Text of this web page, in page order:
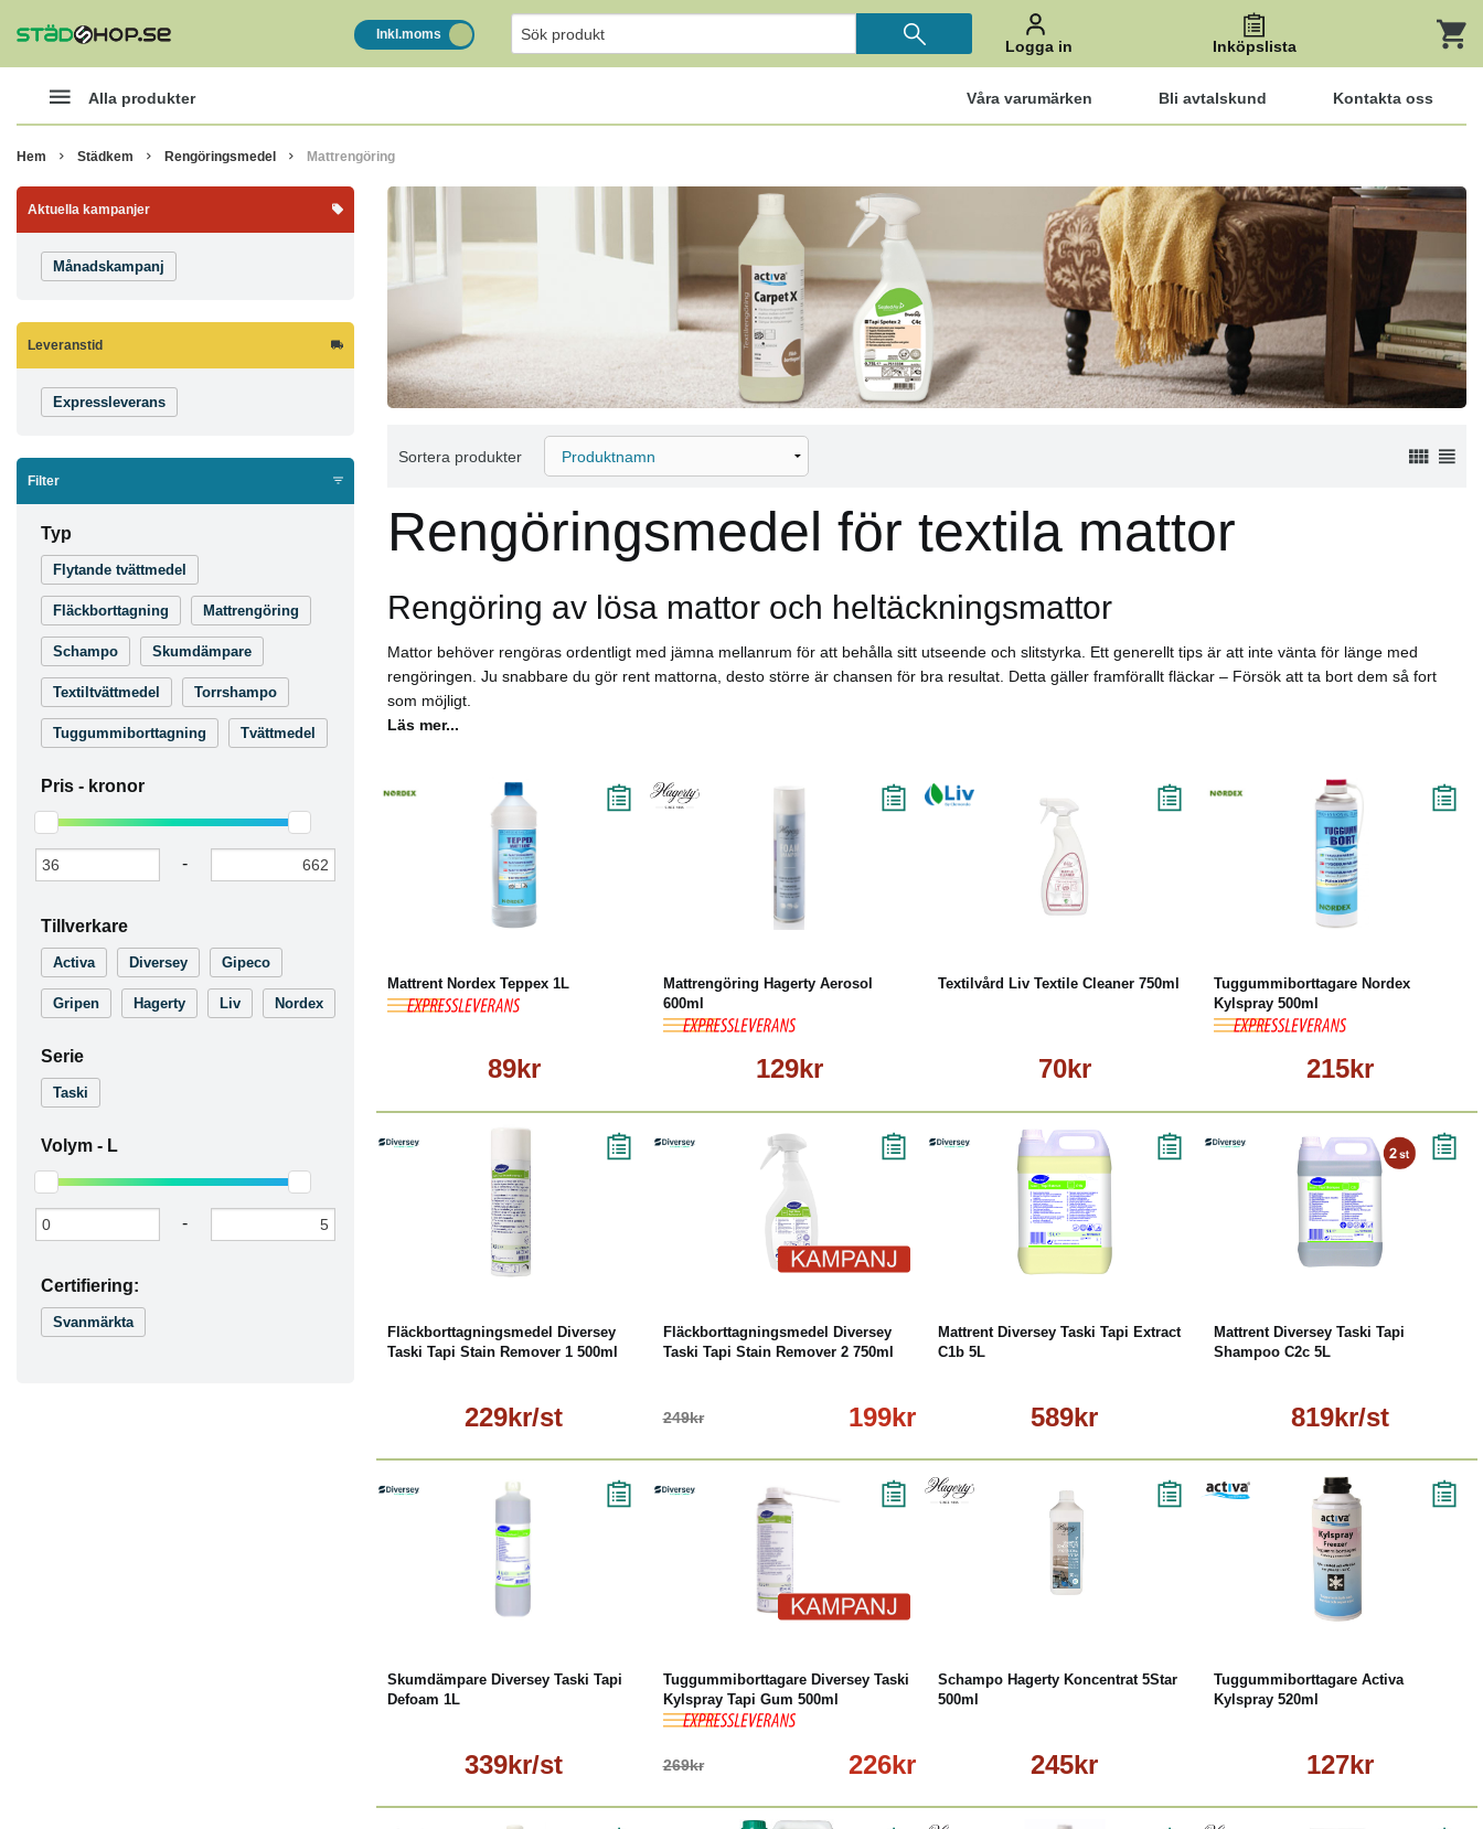
Inkl.moms
Logga in Inköpslista
Alla produkter Våra varumärken Bli avtalskund Kontakta oss
Hem Städkem Rengöringsmedel Mattrengöring
Aktuella kampanjer
Månadskampanj
Leveranstid
Expressleverans
Filter
Typ
Flytande tvättmedel
Fläckborttagning Mattrengöring
Schampo Skumdämpare
Textiltvättmedel Torrshampo
Tuggummiborttagning Tvättmedel
Pris - kronor
-
Tillverkare
Activa Diversey Gipeco
Gripen Hagerty Liv Nordex
Serie
Taski
Volym - L
-
Certifiering:
Svanmärkta
Sortera produkter
Rengöringsmedel för textila mattor
Rengöring av lösa mattor och heltäckningsmattor
Mattor behöver rengöras ordentligt med jämna mellanrum för att behålla sitt utseende och slitstyrka. Ett generellt tips är att inte vänta för länge med
rengöringen. Ju snabbare du gör rent mattorna, desto större är chansen för bra resultat. Detta gäller framförallt fläckar – Försök att ta bort dem så fort
som möjligt.
Läs mer...
Mattrent Nordex Teppex 1L
89kr
Mattrengöring Hagerty Aerosol
600ml
129kr
Textilvård Liv Textile Cleaner 750ml
70kr
Tuggummiborttagare Nordex
Kylspray 500ml
215kr
Fläckborttagningsmedel Diversey
Taski Tapi Stain Remover 1 500ml
229kr/st
Läs mer
Fläckborttagningsmedel Diversey
Taski Tapi Stain Remover 2 750ml
249kr 199kr
Köp Läs mer
Mattrent Diversey Taski Tapi Extract
C1b 5L
589kr
Läs mer
Mattrent Diversey Taski Tapi
Shampoo C2c 5L
819kr/st
Läs mer
Skumdämpare Diversey Taski Tapi
Defoam 1L
339kr/st
Läs mer
Tuggummiborttagare Diversey Taski
Kylspray Tapi Gum 500ml
269kr 226kr
Köp Läs mer
Schampo Hagerty Koncentrat 5Star
500ml
245kr
Tuggummiborttagare Activa
Kylspray 520ml
127kr